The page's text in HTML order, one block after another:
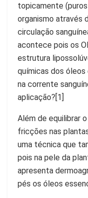
topicamente
organismo através
circulação
acontece pois os
estrutura
químicas dos
na corrente
aplicação?[1]
Além de equilibrar
fricções nas
uma técnica que
pois na pele da
apresenta
pés os óleos